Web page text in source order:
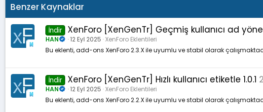
i
l
e
:
Benzer Kaynaklar
İndir XenForo [XenGenTr] Geçmiş kullanıcı ad
HAN 12 Eyl 2025 XenForo Eklentileri
Bu eklenti, add-ons XenForo 2.3.X ile uyumlu ve stabil olarak
İndir XenForo [XenGenTr] Hızlı kullanıcı etiketle 1.0.1
HAN 12 Eyl 2025 XenForo Eklentileri
Bu eklenti, add-ons XenForo 2.2.X ile uyumlu ve stabil olarak